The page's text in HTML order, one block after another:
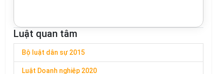
Luật quan tâm
Bộ luật dân sự 2015
Luật Doanh nghiệp 2020